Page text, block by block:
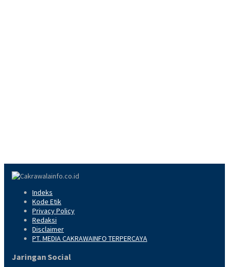
Indeks
Kode Etik
Privacy Policy
Redaksi
Disclaimer
PT. MEDIA CAKRAWAINFO TERPERCAYA
Jaringan Social